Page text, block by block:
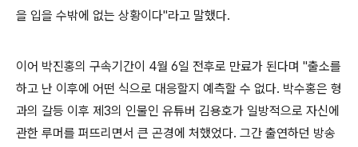
을 입을 수밖에 없는 상황이다"라고 말했다.
이어 박진홍의 구속기간이 4월 6일 전후로 만료가 된다며 "출소를
하고 난 이후에 어떤 식으로 대응할지 예측할 수 없다. 박수홍은 형
과의 갈등 이후 제3의 인물인 유튜버 김용호가 일방적으로 자신에
관한 루머를 퍼뜨리면서 큰 곤경에 처했었다. 그간 출연하던 방송